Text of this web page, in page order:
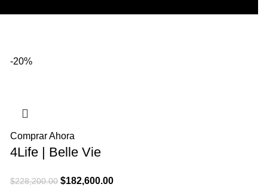
-20%
Comprar Ahora
4Life | Belle Vie
$228,200.00 El
$182,600.00El